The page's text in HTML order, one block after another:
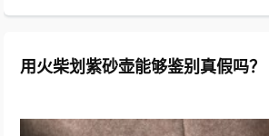
用火柴划紫砂壶能够鉴别真假吗？